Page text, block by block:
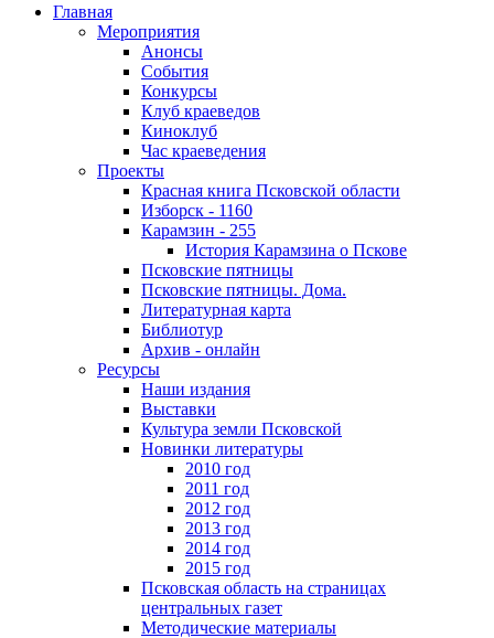
Главная
Мероприятия
Анонсы
События
Конкурсы
Клуб краеведов
Киноклуб
Час краеведения
Проекты
Красная книга Псковской области
Изборск - 1160
Карамзин - 255
История Карамзина о Пскове
Псковские пятницы
Псковские пятницы. Дома.
Литературная карта
Библиотур
Архив - онлайн
Ресурсы
Наши издания
Выставки
Культура земли Псковской
Новинки литературы
2010 год
2011 год
2012 год
2013 год
2014 год
2015 год
Псковская область на страницах
центральных газет
Методические материалы